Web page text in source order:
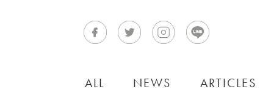
ALL NEWS ARTICLES